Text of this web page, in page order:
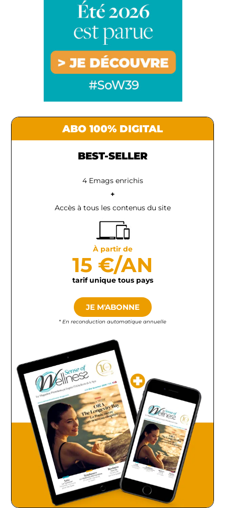
ABO 100% DIGITAL
BEST-SELLER
4 Emags enrichis
+
Accès à tous les contenus du site
À partir de
15 €/AN
tarif unique tous pays
JE M'ABONNE
* En reconduction automatique annuelle